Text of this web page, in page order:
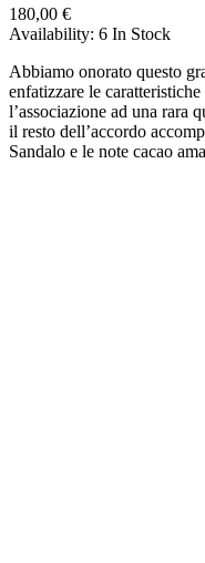
180,00 €
Availability: 6 In Stock
Abbiamo onorato questo
enfatizzare le
l’associazione ad una rara
il resto dell’accordo
Sandalo e le note cacao